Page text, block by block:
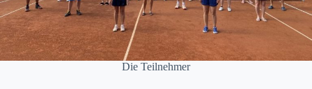
Die Teilnehmer